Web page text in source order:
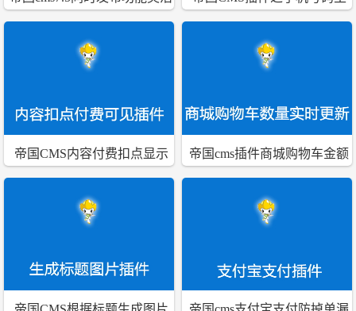
实现跨表复制功能插件
成图片格式插件
帝国CMS内容付费扣点显示
可见阅读隐藏插件
帝国cms插件商城购物车金额
购买数量实时更新插件